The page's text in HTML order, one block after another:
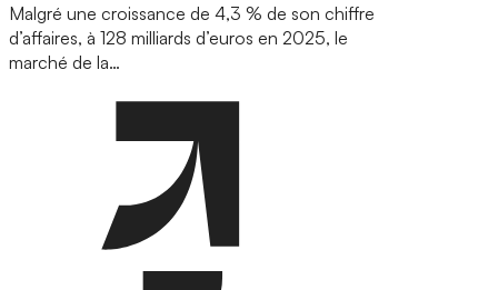
Malgré une croissance de 4,3 % de son chiffre
d’affaires, à 128 milliards d’euros en 2025, le
marché de la…